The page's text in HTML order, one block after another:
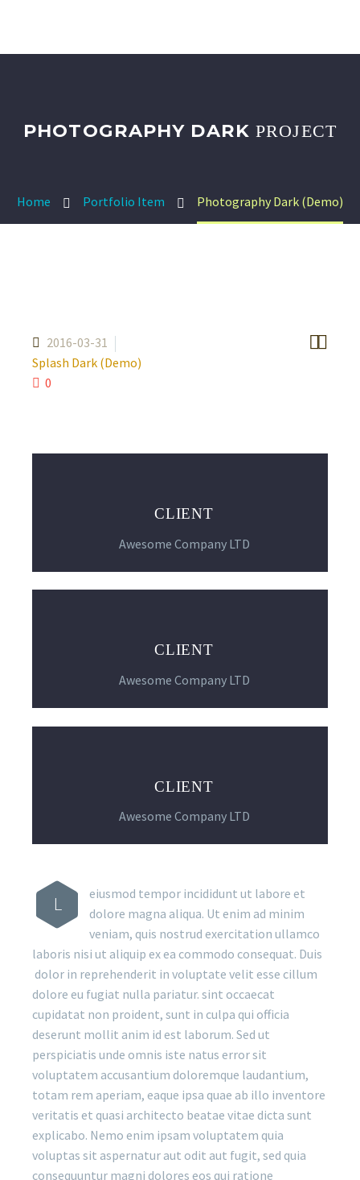
PHOTOGRAPHY DARKPROJECT
Home Portfolio Item Photography Dark (Demo)

2016-03-31
Splash Dark (Demo)
0
CLIENT
Awesome Company LTD
CLIENT
Awesome Company LTD
CLIENT
Awesome Company LTD
L
eiusmod tempor incididunt ut labore et
dolore magna aliqua. Ut enim ad minim
veniam, quis nostrud exercitation ullamco
laboris nisi ut aliquip ex ea commodo consequat. Duis
dolor in reprehenderit in voluptate velit esse cillum
dolore eu fugiat nulla pariatur. sint occaecat
cupidatat non proident, sunt in culpa qui officia
deserunt mollit anim id est laborum. Sed ut
perspiciatis unde omnis iste natus error sit
voluptatem accusantium doloremque laudantium,
totam rem aperiam, eaque ipsa quae ab illo inventore
veritatis et quasi architecto beatae vitae dicta sunt
explicabo. Nemo enim ipsam voluptatem quia
voluptas sit aspernatur aut odit aut fugit, sed quia
consequuntur magni dolores eos qui ratione